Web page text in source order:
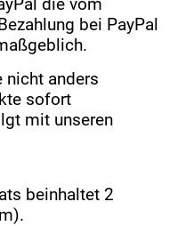
die vom
bei PayPal
nicht anders
sofort
mit unseren
beinhaltet 2